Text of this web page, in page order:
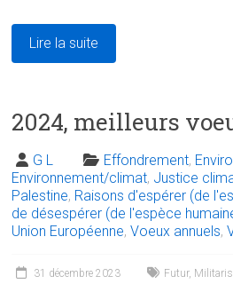
Lire la suite
2024, meilleurs
G L Effondrement,
Environnement/climat, Justice
Palestine, Raisons d'espérer (de
de désespérer (de l'espèce
Union Européenne,Voeux annuels,
31 décembre 2023 Futur,